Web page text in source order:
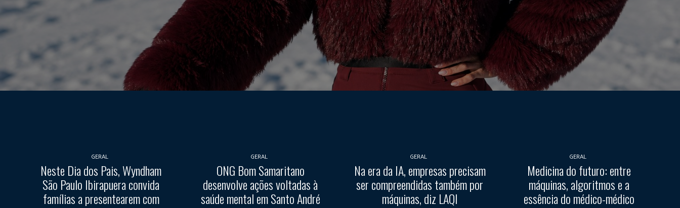
GERAL
Neste Dia dos Pais, Wyndham
São Paulo Ibirapuera convida
famílias a presentearem com
GERAL
ONG Bom Samaritano
desenvolve ações voltadas à
saúde mental em Santo André
GERAL
Na era da IA, empresas precisam
ser compreendidas também por
máquinas, diz LAQI
GERAL
Medicina do futuro: entre
máquinas, algoritmos e a
essência do médico-médico